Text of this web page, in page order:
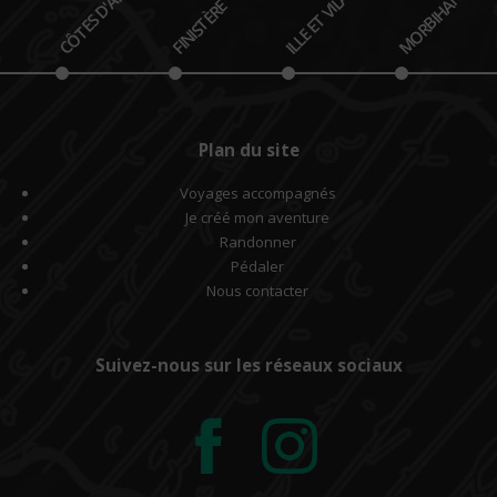
FINISTÈRE MORBIHAN
Plan du site
Voyages accompagnés
Je créé mon aventure
Randonner
Pédaler
Nous contacter
Suivez-nous sur les réseaux sociaux